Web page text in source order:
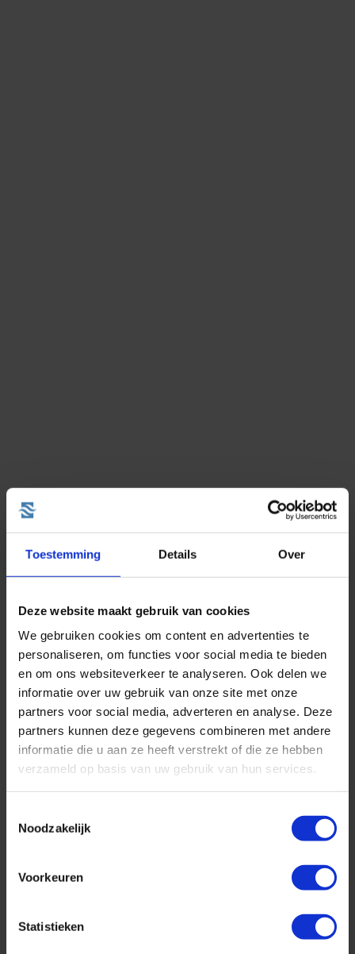
Toestemming Details Over
Deze website maakt gebruik van cookies
We gebruiken cookies om content en advertenties te
personaliseren, om functies voor social media te bieden
en om ons websiteverkeer te analyseren. Ook delen we
informatie over uw gebruik van onze site met onze
partners voor social media, adverteren en analyse. Deze
partners kunnen deze gegevens combineren met andere
informatie die u aan ze heeft verstrekt of die ze hebben
verzameld op basis van uw gebruik van hun services.
Noodzakelijk
Voorkeuren
Statistieken